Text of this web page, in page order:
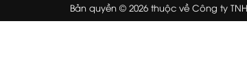
Bản quyền © 2026 thuộc về Công ty